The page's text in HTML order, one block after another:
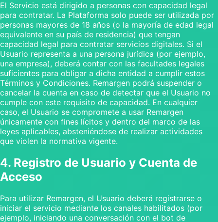
El Servicio está dirigido a personas con capacidad legal
para contratar. La Plataforma solo puede ser utilizada por
personas mayores de 18 años (o la mayoría de edad legal
equivalente en su país de residencia) que tengan
capacidad legal para contratar servicios digitales. Si el
Usuario representa a una persona jurídica (por ejemplo,
una empresa), deberá contar con las facultades legales
suficientes para obligar a dicha entidad a cumplir estos
Términos y Condiciones. Remargen podrá suspender o
cancelar la cuenta en caso de detectar que el Usuario no
cumple con este requisito de capacidad. En cualquier
caso, el Usuario se compromete a usar Remargen
únicamente con fines lícitos y dentro del marco de las
leyes aplicables, absteniéndose de realizar actividades
que violen la normativa vigente.
4. Registro de Usuario y Cuenta de
Acceso
Para utilizar Remargen, el Usuario deberá registrarse o
iniciar el servicio mediante los canales habilitados (por
ejemplo, iniciando una conversación con el bot de